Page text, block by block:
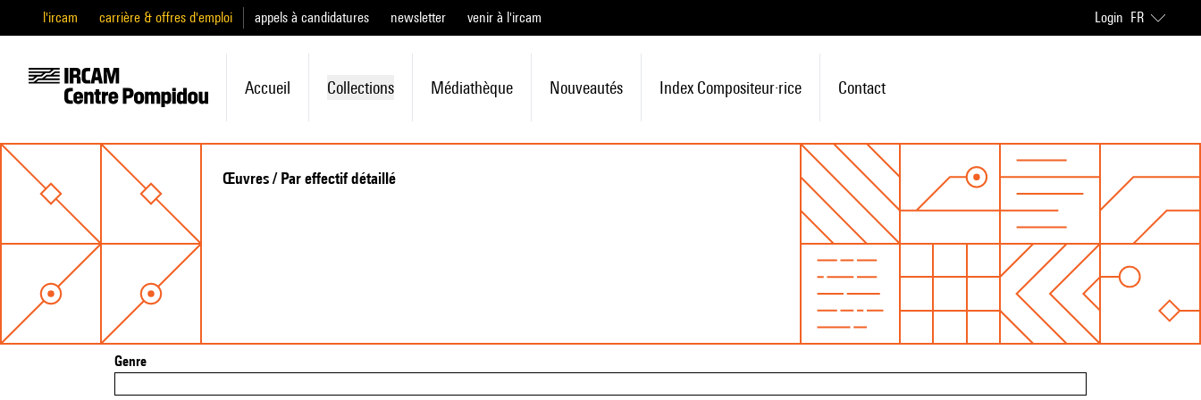
l'ircam carrière & offres d'emploi appels à candidatures newsletter venir à l'ircam Login FR
Accueil Collections Médiathèque Nouveautés Index Compositeur·rice Contact
Œuvres / Par effectif détaillé
Genre